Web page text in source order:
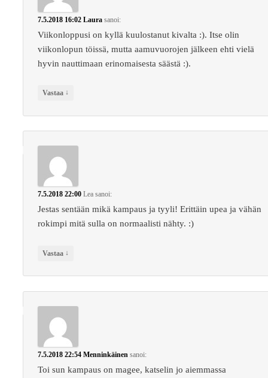
7.5.2018 16:02 Laura sanoi:
Viikonloppusi on kyllä kuulostanut kivalta :). Itse olin
viikonlopun töissä, mutta aamuvuorojen jälkeen ehti vielä
hyvin nauttimaan erinomaisesta säästä :).
Vastaa ↓
7.5.2018 22:00 Lea sanoi:
Jestas sentään mikä kampaus ja tyyli! Erittäin upea ja vähän
rokimpi mitä sulla on normaalisti nähty. :)
Vastaa ↓
7.5.2018 22:54 Menninkäinen sanoi:
Toi sun kampaus on magee, katselin jo aiemmassa